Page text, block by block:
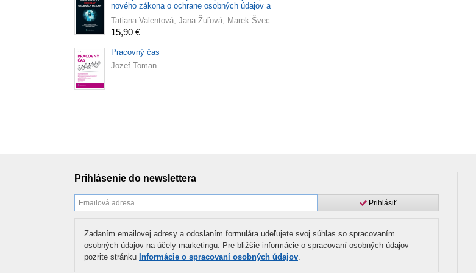
nového zákona o ochrane osobných údajov a
Tatiana Valentová, Jana Žuľová, Marek Švec
15,90 €
Pracovný čas
Jozef Toman
Prihlásenie do newslettera
Prihlásiť
Zadaním emailovej adresy a odoslaním formulára udeľujete svoj súhlas so spracovaním
osobných údajov na účely marketingu. Pre bližšie informácie o spracovaní osobných údajov
pozrite stránku Informácie o spracovaní osobných údajov.